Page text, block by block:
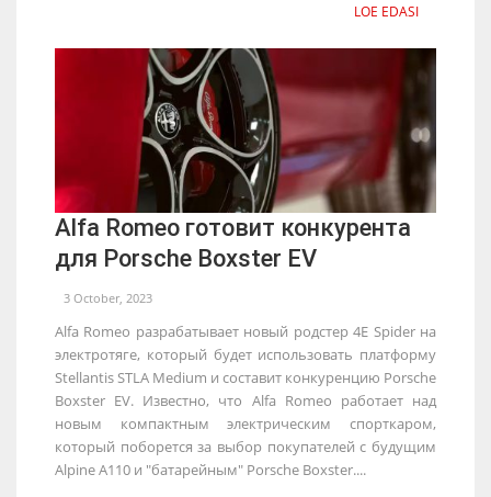
LOE EDASI
Alfa Romeo готовит конкурента
для Porsche Boxster EV
3 October, 2023
Alfa Romeo разрабатывает новый родстер 4E Spider на
электротяге, который будет использовать платформу
Stellantis STLA Medium и составит конкуренцию Porsche
Boxster EV. Известно, что Alfa Romeo работает над
новым компактным электрическим спорткаром,
который поборется за выбор покупателей с будущим
Alpine A110 и "батарейным" Porsche Boxster....